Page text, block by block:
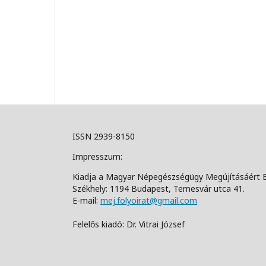
ISSN 2939-8150
Impresszum:
Kiadja a Magyar Népegészségügy Megújításáért
Székhely: 1194 Budapest, Temesvár utca 41.
E-mail: mej.folyoirat@gmail.com
Felelős kiadó: Dr. Vitrai József